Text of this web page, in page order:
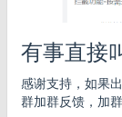
有事直接
感谢支持，如果
群加群反馈，加